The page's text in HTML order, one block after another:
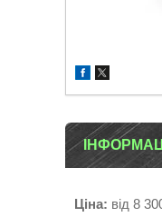
Ціна: від 8